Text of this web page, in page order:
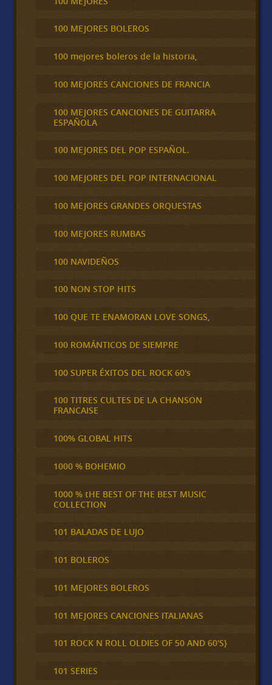
100 MEJORES BOLEROS
100 mejores boleros de la historia,
100 MEJORES CANCIONES DE FRANCIA
100 MEJORES CANCIONES DE GUITARRA
ESPAÑOLA
100 MEJORES DEL POP ESPAÑOL.
100 MEJORES DEL POP INTERNACIONAL
100 MEJORES GRANDES ORQUESTAS
100 MEJORES RUMBAS
100 NAVIDEÑOS
100 NON STOP HITS
100 QUE TE ENAMORAN LOVE SONGS,
100 ROMÁNTICOS DE SIEMPRE
100 SUPER ÉXITOS DEL ROCK 60's
100 TITRES CULTES DE LA CHANSON
FRANCAISE
100% GLOBAL HITS
1000 % BOHEMIO
1000 % tHE BEST OF THE BEST MUSIC
COLLECTION
101 BALADAS DE LUJO
101 BOLEROS
101 MEJORES BOLEROS
101 MEJORES CANCIONES ITALIANAS
101 ROCK N ROLL OLDIES OF 50 AND 60'S}
101 SERIES